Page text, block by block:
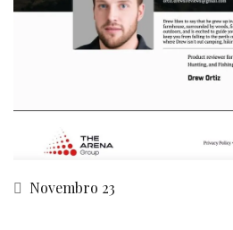
Novembro 23